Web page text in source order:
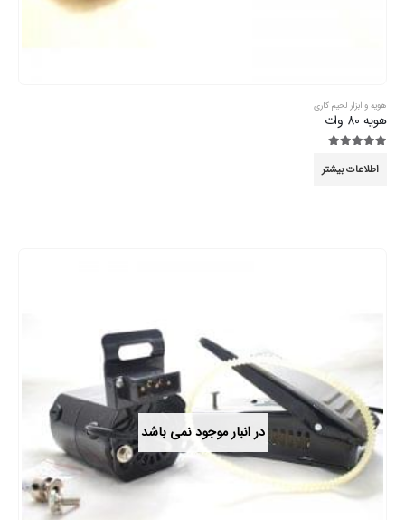
هویه و ابزار لحیم کاری
هویه 80 وات
اطلاعات بیشتر
در انبار موجود نمی باشد